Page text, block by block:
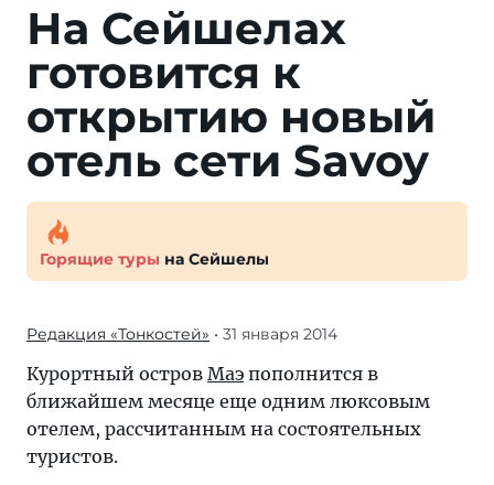
На Сейшелах
готовится к
открытию новый
отель сети Savoy
Горящие туры на Сейшелы
Редакция «Тонкостей» • 31 января 2014
Курортный остров Маэ пополнится в
ближайшем месяце еще одним люксовым
отелем, рассчитанным на состоятельных
туристов.